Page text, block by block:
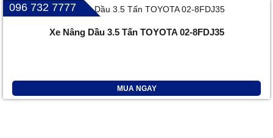
096 732 7777
Xe Nâng Dầu 3.5 Tấn TOYOTA 02-8FDJ35
MUA NGAY